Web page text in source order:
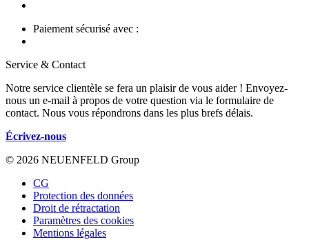
Paiement sécurisé avec :
Service & Contact
Notre service clientèle se fera un plaisir de vous aider ! Envoyez-
nous un e-mail à propos de votre question via le formulaire de
contact. Nous vous répondrons dans les plus brefs délais.
Écrivez-nous
© 2026 NEUENFELD Group
CG
Protection des données
Droit de rétractation
Paramètres des cookies
Mentions légales